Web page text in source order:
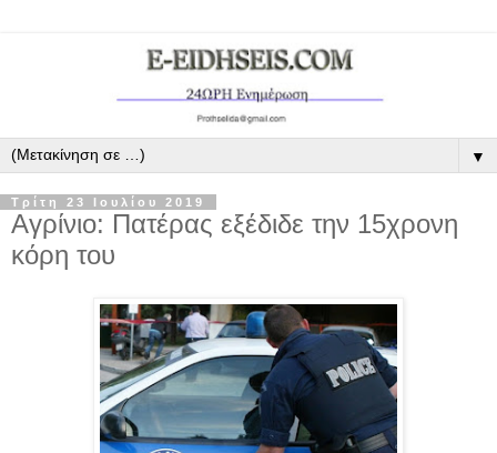
▼
Τρίτη 23 Ιουλίου 2019
Αγρίνιο: Πατέρας εξέδιδε την 15χρονη
κόρη του